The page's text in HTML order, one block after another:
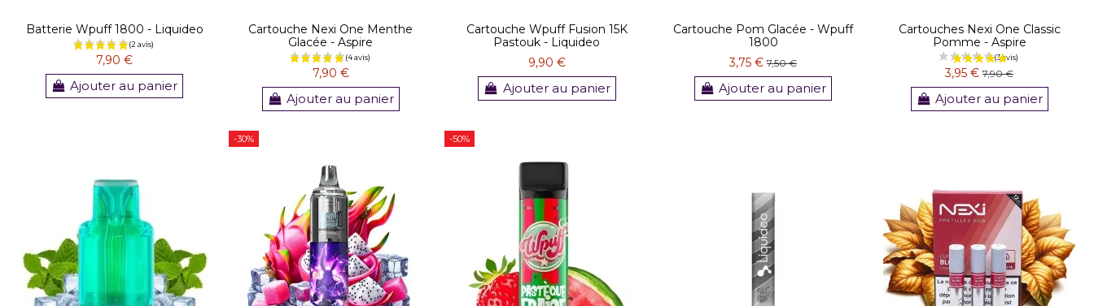
Batterie Wpuff 1800 - Liquideo
7,90 €
Ajouter au panier
Cartouche Nexi One Menthe
Glacée - Aspire
7,90 €
Ajouter au panier
Cartouche Wpuff Fusion 15K
Pastouk - Liquideo
9,90 €
Ajouter au panier
Cartouche Pom Glacée - Wpuff
1800
3,75 €7,50 €
Ajouter au panier
Cartouches Nexi One Classic
Pomme - Aspire
3,95 €7,90 €
Ajouter au panier
-30% -50%